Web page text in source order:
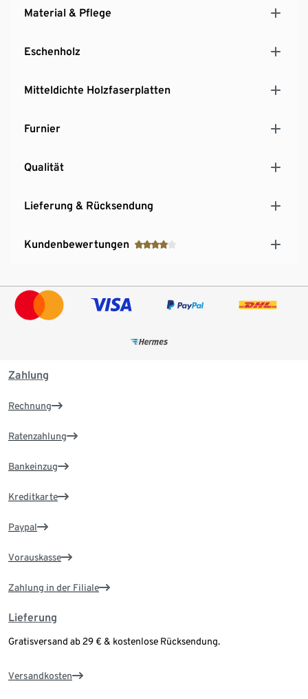
Material & Pflege
Eschenholz
Mitteldichte Holzfaserplatten
Furnier
Qualität
Lieferung & Rücksendung
Kundenbewertungen
Zahlung
Rechnung
Ratenzahlung
Bankeinzug
Kreditkarte
Paypal
Vorauskasse
Zahlung in der Filiale
Lieferung
Gratisversand ab 29 € & kostenlose Rücksendung.
Versandkosten